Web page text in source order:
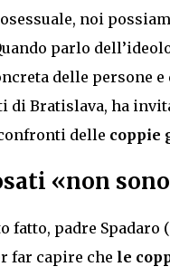
noi
parlo
delle persone
di Bratislava, ha
delle coppie
«non
fatto, padre
far capire che le